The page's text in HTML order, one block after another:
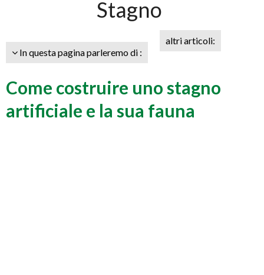
Stagno
In questa pagina parleremo di :
altri articoli:
Come costruire uno stagno
artificiale e la sua fauna